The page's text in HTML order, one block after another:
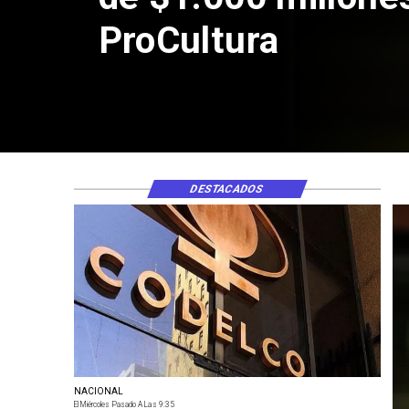
NACIONAL
El Miércoles Pasado A Las 9:35
DESTACADOS